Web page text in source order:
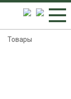
Товары